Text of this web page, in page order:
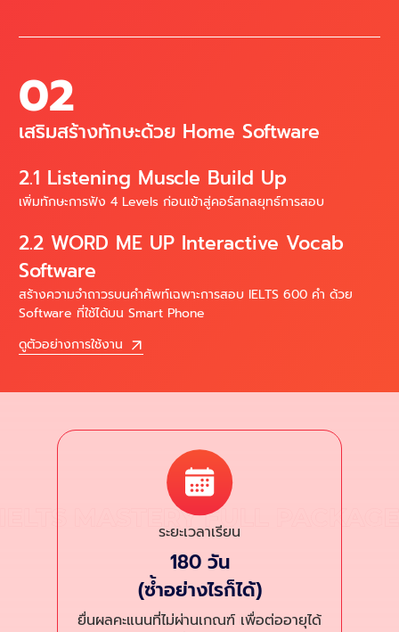
02
เสริมสร้างทักษะด้วย Home Software
2.1 Listening Muscle Build Up
เพิ่มทักษะการฟัง 4 Levels ก่อนเข้าสู่คอร์สกลยุทธ์การสอบ
2.2 WORD ME UP Interactive Vocab
Software
สร้างความจำถาวรบนคำศัพท์เฉพาะการสอบ IELTS 600 คำ ด้วย
Software ที่ใช้ได้บน Smart Phone
ดูตัวอย่างการใช้งาน
ระยะเวลาเรียน
180 วัน
(ซ้ำอย่างไรก็ได้)
ยื่นผลคะแนนที่ไม่ผ่านเกณฑ์ เพื่อต่ออายุได้